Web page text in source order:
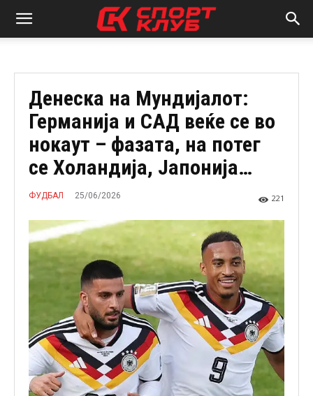
Денеска на Мундијалот:
Германија и САД веќе се во
нокаут – фазата, на потег
се Холандија, Јапонија…
ФУДБАЛ 25/06/2026 221